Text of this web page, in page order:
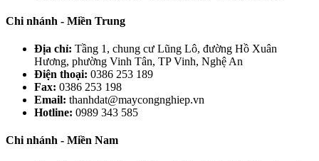
Chi nhánh - Miền Trung
Địa chỉ: Tầng 1, chung cư Lũng Lô, đường Hồ Xuân
Hương, phường Vinh Tân, TP Vinh, Nghệ An
Điện thoại: 0386 253 189
Fax: 0386 253 198
Email: thanhdat@maycongnghiep.vn
Hotline: 0989 343 585
Chi nhánh - Miền Nam